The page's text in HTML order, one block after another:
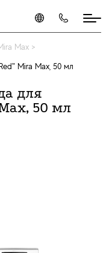
Max >
Mira Max, 50 мл
для
50 мл